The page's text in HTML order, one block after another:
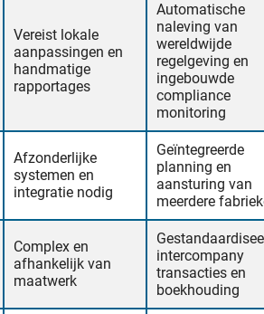
Vereist lokale
aanpassingen en
handmatige
rapportages
Automatische
naleving van
wereldwijde
regelgeving en
ingebouwde
compliance
monitoring
Afzonderlijke
systemen en
integratie nodig
Geïntegreerde
planning en
aansturing van
meerdere
Complex en
afhankelijk van
maatwerk
intercompany
transacties en
boekhouding